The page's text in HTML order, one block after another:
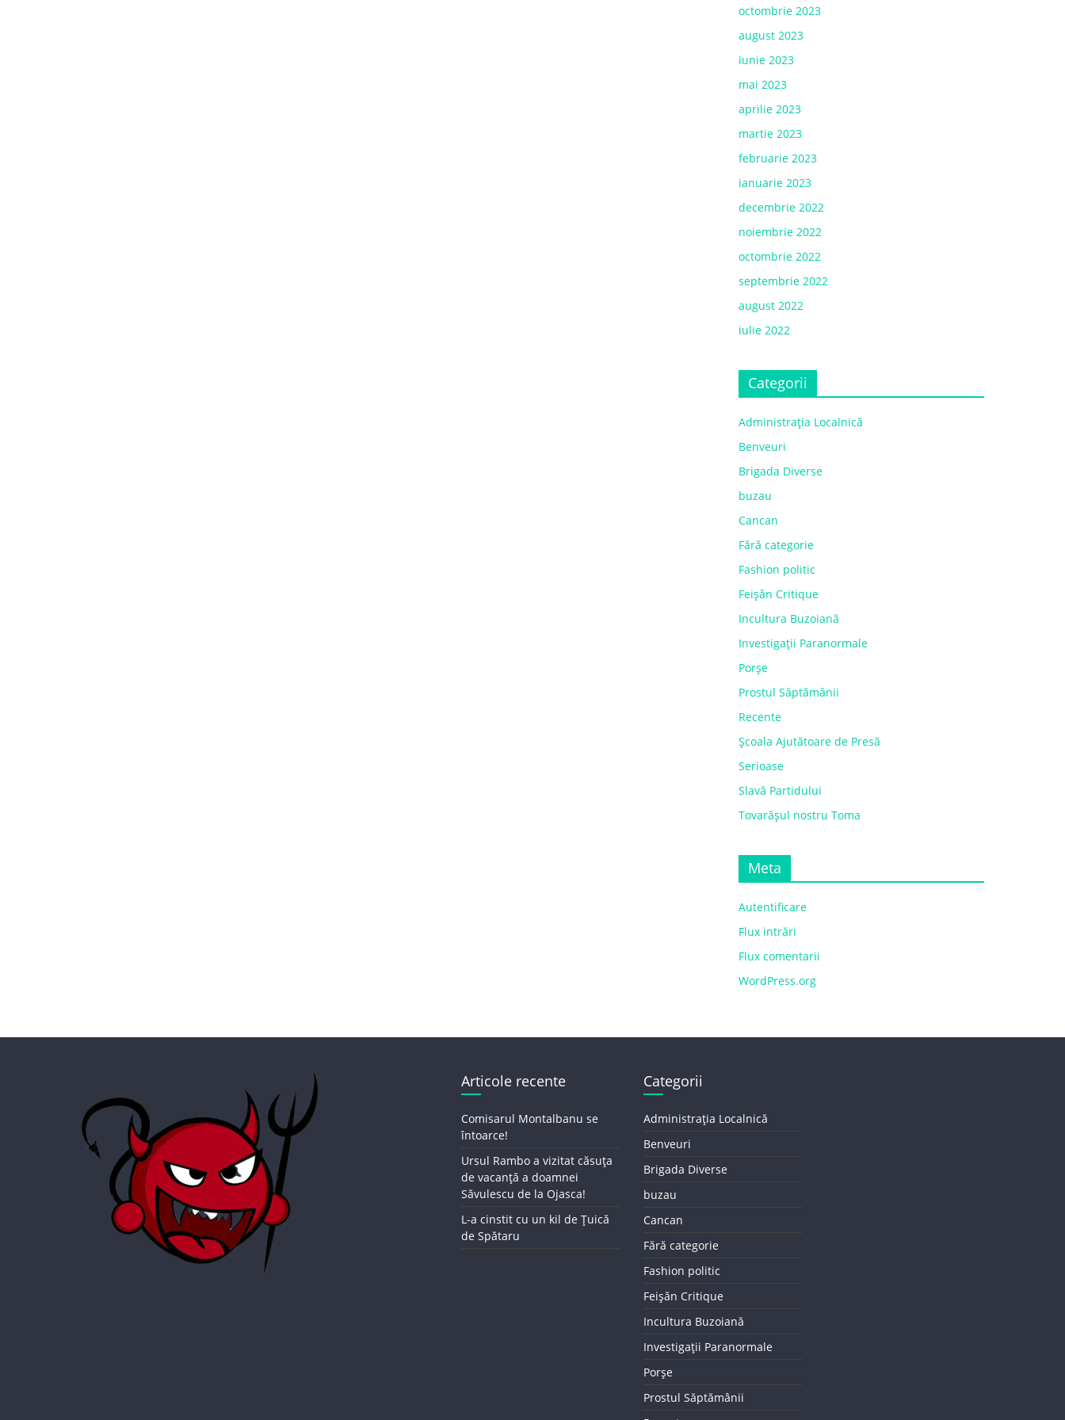
octombrie 2023
august 2023
iunie 2023
mai 2023
aprilie 2023
martie 2023
februarie 2023
ianuarie 2023
decembrie 2022
noiembrie 2022
octombrie 2022
septembrie 2022
august 2022
iulie 2022
Categorii
Administrația Localnică
Benveuri
Brigada Diverse
buzau
Cancan
Fără categorie
Fashion politic
Feișăn Critique
Incultura Buzoiană
Investigații Paranormale
Porșe
Prostul Săptămânii
Recente
Școala Ajutătoare de Presă
Serioase
Slavă Partidului
Tovarășul nostru Toma
Meta
Autentificare
Flux intrări
Flux comentarii
WordPress.org
Articole recente
Comisarul Montalbanu se
întoarce!
Ursul Rambo a vizitat căsuța
de vacanță a doamnei
Săvulescu de la Ojasca!
L-a cinstit cu un kil de Țuică
de Spătaru
Categorii
Administrația Localnică
Benveuri
Brigada Diverse
buzau
Cancan
Fără categorie
Fashion politic
Feișăn Critique
Incultura Buzoiană
Investigații Paranormale
Porșe
Prostul Săptămânii